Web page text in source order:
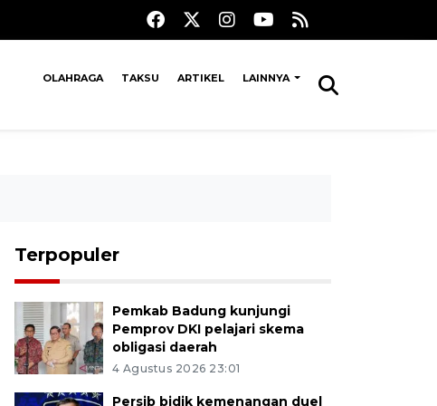
OLAHRAGA TAKSU ARTIKEL LAINNYA
Terpopuler
Pemkab Badung kunjungi
Pemprov DKI pelajari skema
obligasi daerah
4 Agustus 2026 23:01
Persib bidik kemenangan duel